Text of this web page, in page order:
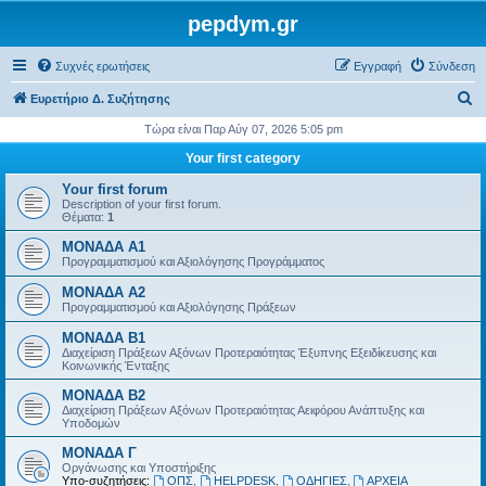
pepdym.gr
Συχνές ερωτήσεις Σύνδεση
Εγγραφή
Ευρετήριο Δ. Συζήτησης
ζ
τ
σ
Τώρα είναι Παρ Αύγ 07, 2026 5:05 pm
Your first category
Your first forum
Description of your first forum.
Θέματα: 1
ΜΟΝΑΔΑ Α1
Προγραμματισμού και Αξιολόγησης Προγράμματος
ΜΟΝΑΔΑ Α2
Προγραμματισμού και Αξιολόγησης Πράξεων
ΜΟΝΑΔΑ Β1
Διαχείριση Πράξεων Αξόνων Προτεραιότητας Έξυπνης Εξειδίκευσης και
Κοινωνικής Ένταξης
ΜΟΝΑΔΑ Β2
Διαχείριση Πράξεων Αξόνων Προτεραιότητας Αειφόρου Ανάπτυξης και
Υποδομών
ΜΟΝΑΔΑ Γ
Οργάνωσης και Υποστήριξης
Υπο-συζητήσεις:
ΟΠΣ HELPDESK, ΟΔΗΓΙΕΣ ΑΡΧΕΙΑ